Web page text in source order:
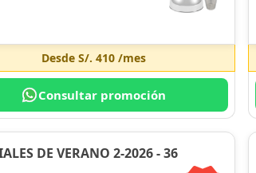
Desde S/. 410/mes
Consultar promoción
DE VERANO 2-2026 - 36